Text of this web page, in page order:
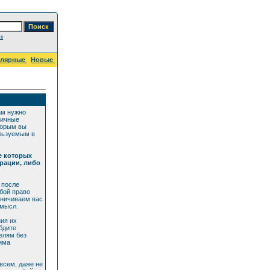
Новые
нужно
вы
в
которых
либо
право
вас
их
без
даже не